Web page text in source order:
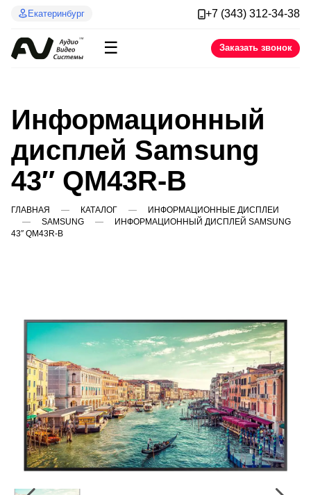
Екатеринбург +7 (343) 312-34-38
☰ Заказать звонок
Информационный
дисплей Samsung
43″ QM43R-B
ГЛАВНАЯ КАТАЛОГ
ИНФОРМАЦИОННЫЕ ДИСПЛЕИ
SAMSUNG
ИНФОРМАЦИОННЫЙ ДИСПЛЕЙ SAMSUNG
43″ QM43R-B